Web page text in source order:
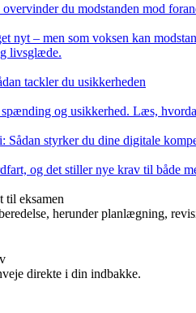
du modstanden mod
nyt – men som voksen kan
livsglæde.
tackler du usikkerheden
og usikkerhed. Læs,
Sådan styrker du dine digitale
og det stiller nye krav til både
til eksamen
herunder planlægning,
direkte i din indbakke.